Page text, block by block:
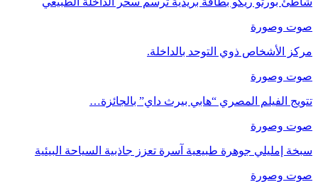
صوت وصورة
مركز الأشخاص ذوي التوحد بالداخلة.
صوت وصورة
تتويج الفيلم المصري “هابي بيرث داي” بالجائزة…
صوت وصورة
سبخة إمليلي جوهرة طبيعية آسرة تعزز جاذبية السياحة البيئية
صوت وصورة